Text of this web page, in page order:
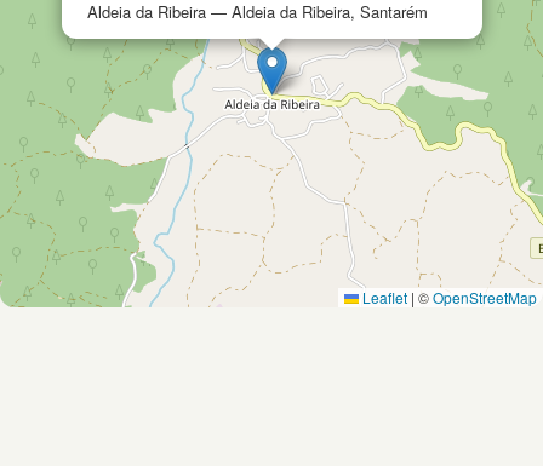
Aldeia da Ribeira — Aldeia da Ribeira, Santarém
Leaflet | ©OpenStreetMap